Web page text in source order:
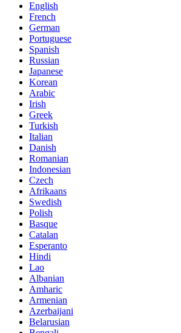
English
French
German
Portuguese
Spanish
Russian
Japanese
Korean
Arabic
Irish
Greek
Turkish
Italian
Danish
Romanian
Indonesian
Czech
Afrikaans
Swedish
Polish
Basque
Catalan
Esperanto
Hindi
Lao
Albanian
Amharic
Armenian
Azerbaijani
Belarusian